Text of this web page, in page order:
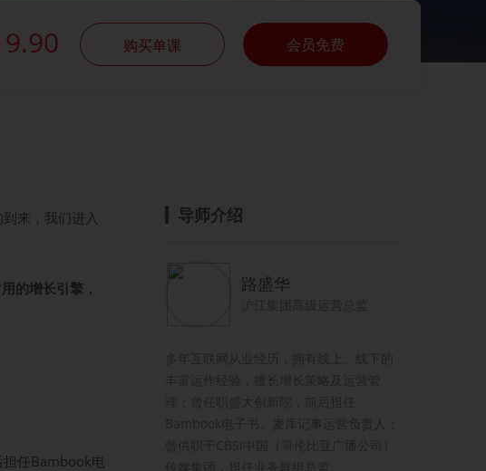
购买单课 会员免费
来，我们进入
的增长引擎，
任Bambook电
导师介绍
路盛华